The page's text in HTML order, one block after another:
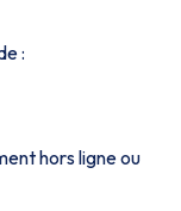
:
hors ligne ou